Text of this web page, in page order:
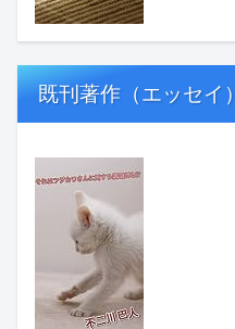
既刊著作（エッセイ）